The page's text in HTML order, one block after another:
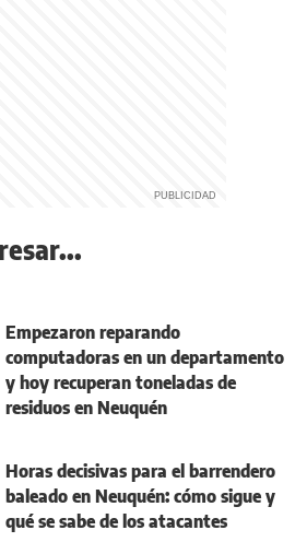
Empezaron reparando
computadoras en un departamento
y hoy recuperan toneladas de
residuos en Neuquén
Horas decisivas para el barrendero
baleado en Neuquén: cómo sigue y
qué se sabe de los atacantes